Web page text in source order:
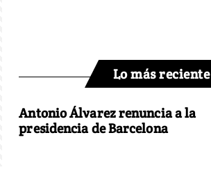
Lo más reciente
Antonio Álvarez renuncia a la
presidencia de Barcelona